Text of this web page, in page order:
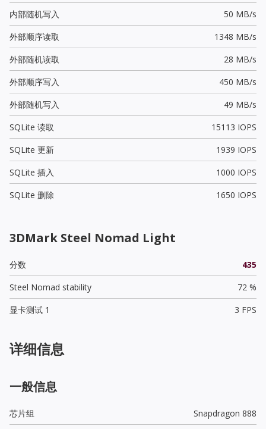
内部随机写入
50 MB/s
外部顺序读取
1348 MB/s
外部随机读取
28 MB/s
外部顺序写入
450 MB/s
外部随机写入
49 MB/s
SQLite 读取
15113 IOPS
SQLite 更新
1939 IOPS
SQLite 插入
1000 IOPS
SQLite 删除
1650 IOPS
3DMark Steel Nomad Light
分数
435
Steel Nomad stability
72 %
显卡测试 1
3 FPS
详细信息
一般信息
芯片组
Snapdragon 888